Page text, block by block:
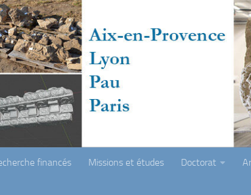
financés Missions et études Doctorat